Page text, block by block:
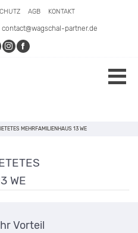
AGB KONTAKT
contact@wagschal-partner.de
MEHRFAMILIENHAUS 13 WE
WE
Vorteil